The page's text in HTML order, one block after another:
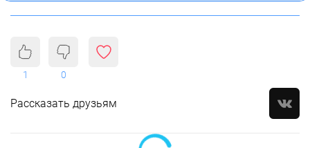
1 0
Рассказать друзьям